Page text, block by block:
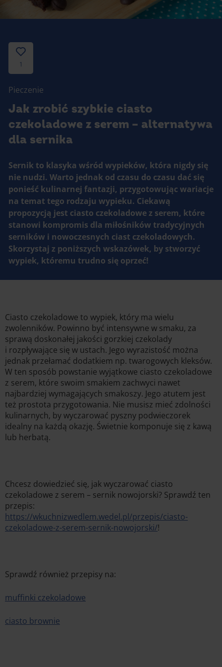
Zupy i kremy
Inne
Ciasta i desery
Napoje i koktajle
Gotowanie
Desery i przekąski
1
Pieczenie
Jak zrobić szybkie ciasto
czekoladowe z serem – alternatywa
dla sernika
Sernik to klasyka wśród wypieków, która nigdy się
nie nudzi. Warto jednak od czasu do czasu dać się
ponieść kulinarnej fantazji, przygotowując wariacje
na temat tego rodzaju wypieku. Ciekawą
propozycją jest ciasto czekoladowe z serem, które
stanowi kompromis dla miłośników tradycyjnych
serników i nowoczesnych ciast czekoladowych.
Skorzystaj z poniższych wskazówek, by stworzyć
wypiek, któremu trudno się oprzeć!
Ciasto czekoladowe to wypiek, który ma wielu
zwolenników. Powinno być intensywne w smaku, za
sprawą doskonałej jakości gorzkiej czekolady
i rozpływające się w ustach. Jego wyrazistość można
jednak przełamać dodatkiem np. twarogowych kleksów.
W ten sposób powstanie wyjątkowe ciasto czekoladowe
z serem, które swoim smakiem zachwyci nawet
najbardziej wymagających smakoszy. Jego atutem jest
też prostota przygotowania. Nie musisz mieć zdolności
kulinarnych, by wyczarować pyszny podwieczorek
idealny na każdą okazję. Świetnie komponuje się z kawą
lub herbatą.
Chcesz dowiedzieć się, jak wyczarować ciasto
czekoladowe z serem – sernik nowojorski? Sprawdź ten
przepis:
https://wkuchnizwedlem.wedel.pl/przepis/ciasto-
czekoladowe-z-serem-sernik-nowojorski/!
Sprawdź również przepisy na:
muffinki czekoladowe
ciasto brownie